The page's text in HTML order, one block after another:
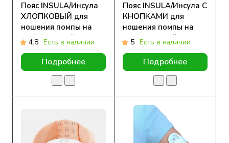
Пояс INSULA/Инсула
ХЛОПКОВЫЙ для
ношения помпы на
талии Черный
4.8 Есть в наличии
Подробнее
Пояс INSULA/Инсула С
КНОПКАМИ для
ношения помпы на
талии Черный
5 Есть в наличии
Подробнее